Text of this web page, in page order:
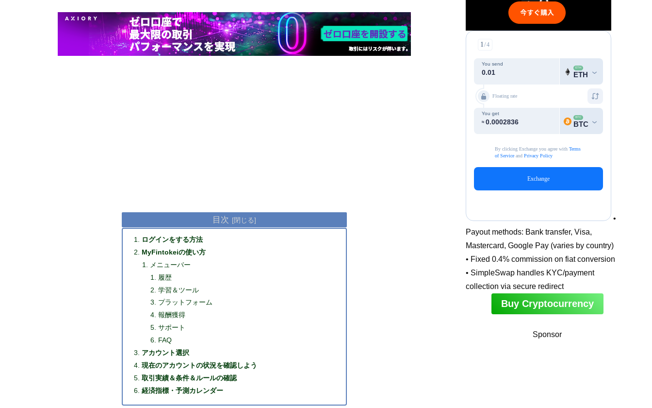
目次
ログインをする方法
MyFintokeiの使い方
メニューバー
履歴
学習＆ツール
プラットフォーム
報酬獲得
サポート
FAQ
アカウント選択
現在のアカウントの状況を確認しよう
取引実績＆条件＆ルールの確認
経済指標・予測カレンダー
•
Payout methods: Bank transfer, Visa,
Mastercard, Google Pay (varies by country)
• Fixed 0.4% commission on fiat conversion
• SimpleSwap handles KYC/payment
collection via secure redirect
Buy Cryptocurrency
Sponsor